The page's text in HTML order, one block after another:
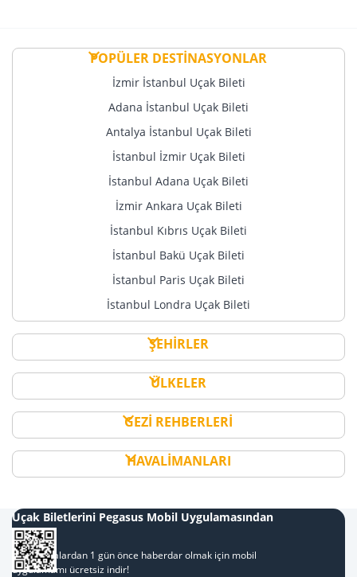
POPÜLER DESTİNASYONLAR
İzmir İstanbul Uçak Bileti
Adana İstanbul Uçak Bileti
Antalya İstanbul Uçak Bileti
İstanbul İzmir Uçak Bileti
İstanbul Adana Uçak Bileti
İzmir Ankara Uçak Bileti
İstanbul Kıbrıs Uçak Bileti
İstanbul Bakü Uçak Bileti
İstanbul Paris Uçak Bileti
İstanbul Londra Uçak Bileti
ŞEHİRLER
ÜLKELER
GEZİ REHBERLERİ
HAVALİMANLARI
Uçak Biletlerini Pegasus Mobil Uygulamasından
Al
Kampanyalardan 1 gün önce haberdar olmak için mobil
uygulamamı ücretsiz indir!